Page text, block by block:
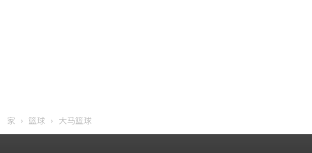
家 篮球 大马篮球